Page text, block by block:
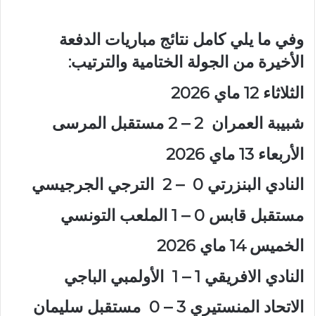
وفي ما يلي كامل نتائج مباريات الدفعة
الأخيرة من الجولة الختامية والترتيب:
الثلاثاء 12 ماي 2026
شبيبة العمران 2 – 2 مستقبل المرسى
الأربعاء 13 ماي 2026
النادي البنزرتي 0 – 2 الترجي الجرجيسي
مستقبل قابس 0 – 1 الملعب التونسي
الخميس 14 ماي 2026
النادي الافريقي 1 – 1 الأولمبي الباجي
الاتحاد المنستيري 3 – 0 مستقبل سليمان